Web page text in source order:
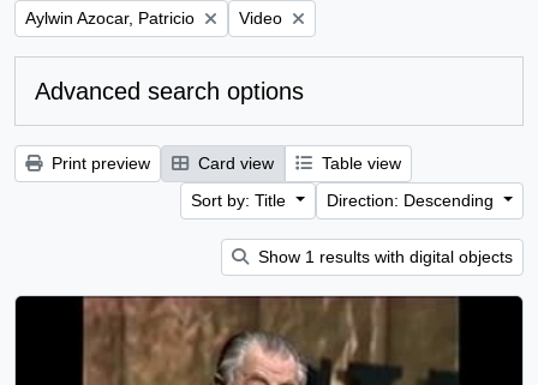
Remove filter:
Aylwin Azocar, Patricio Remove filter:
Video
Advanced search options
Print preview Card view
Table view
Sort by: Title
Direction: Descending
Show 1 results with digital objects